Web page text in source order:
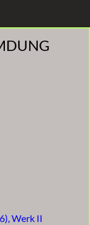
Werk II